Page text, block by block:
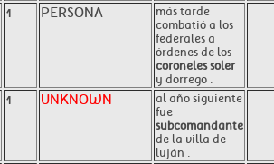
1 PERSONA
más tarde
combatió a los
federales a
órdenes de los
coroneles soler
y dorrego .
1 UNKNOWN
al año siguiente
fue
subcomandante
de la villa de
luján .